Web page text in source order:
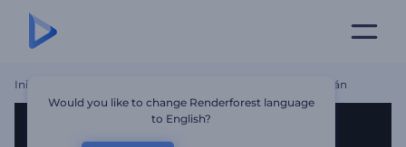
Inicio Video De Apertura Luminosa Para Ramadán
Would you like to change Renderforest language
to English?